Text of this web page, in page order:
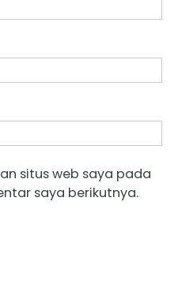
situs web saya pada
saya berikutnya.